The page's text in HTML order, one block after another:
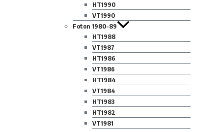
HT1990
VT1990
Foton 1980-89
HT1988
VT1987
HT1986
VT1986
HT1984
VT1984
HT1983
HT1982
VT1981